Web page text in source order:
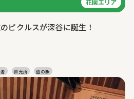
花園エリア
ピクルスが深谷に誕生！
直売所 道の駅